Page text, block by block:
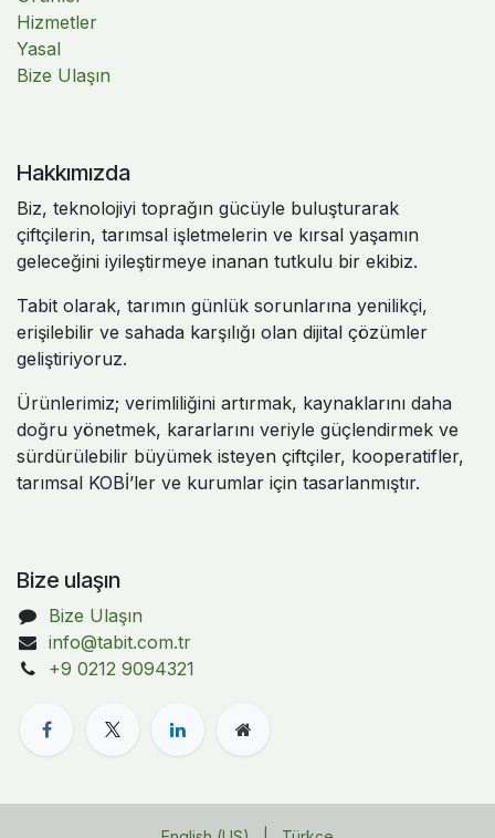
Hizmetler
Yasal
Bize Ulaşın
Hakkımızda
Biz, teknolojiyi toprağın gücüyle buluşturarak
çiftçilerin, tarımsal işletmelerin ve kırsal yaşamın
geleceğini iyileştirmeye inanan tutkulu bir ekibiz.
Tabit olarak, tarımın günlük sorunlarına yenilikçi,
erişilebilir ve sahada karşılığı olan dijital çözümler
geliştiriyoruz.
Ürünlerimiz; verimliliğini artırmak, kaynaklarını daha
doğru yönetmek, kararlarını veriyle güçlendirmek ve
sürdürülebilir büyümek isteyen çiftçiler, kooperatifler,
tarımsal KOBİ’ler ve kurumlar için tasarlanmıştır.
Bize ulaşın
Bize Ulaşın
info@tabit.com.tr
+9 0212 9094321